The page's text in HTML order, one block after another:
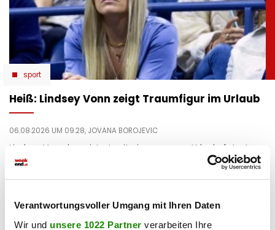
Verantwortungsvoller Umgang mit Ihren Daten
Wir und unsere 1022 Partner verarbeiten Ihre
sport
Heiß: Lindsey Vonn zeigt Traumfigur im Urlaub
06.08.2026 UM 09:28, JOVANA BOROJEVIC
Lindsey Vonn begeistert mit einem neuen Urlaubsfoto. Im
roten Bikini zeigt die Ski-Legende ihre Traumfigur und